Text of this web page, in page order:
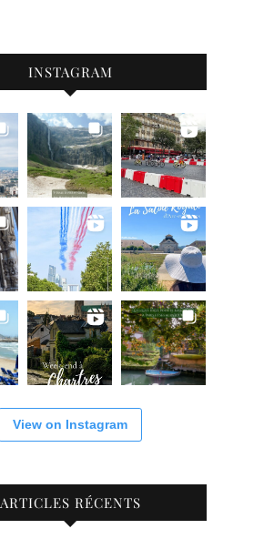
INSTAGRAM
View on Instagram
ARTICLES RÉCENTS